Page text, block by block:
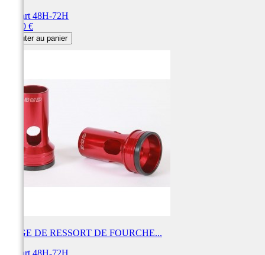
Départ 48H-72H
89,00 €
Ajouter au panier
SIEGE DE RESSORT DE FOURCHE...